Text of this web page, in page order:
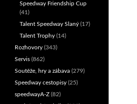
Speedway Friendship Cup
(41)
Talent Speedway Slaný (17)
Talent Trophy (14)
Rozhovory (343)
Servis (862)
Soutěže, hry a zábava (279)
Speedway cestopisy (25)
speedwayA-Z (82)